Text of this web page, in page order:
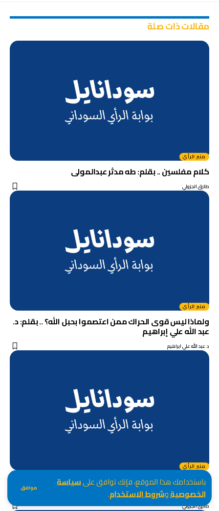
باستخدامك هذا الموقع، فإنك توافق علىسياسة
الخصوصيةوشروط الاستخدام. موافق
مقالات ذات صلة
منبر الرأي
كلام مفلسين .. بقلم: طه مدثر عبدالمولى
طارق الجزولي
منبر الرأي
ولماذا ليس قوى الحراك ممن اعتصموا بحبل الله؟ .. بقلم: د.
عبد الله علي إبراهيم
د.عبد الله علي ابراهيم
منبر الرأي
متى تنتهى أو تنحصر الحوادث المرورية وحوادث الطيران في
السودان؟ .. بقلم: موسى بشرى محمود على
طارق الجزولي